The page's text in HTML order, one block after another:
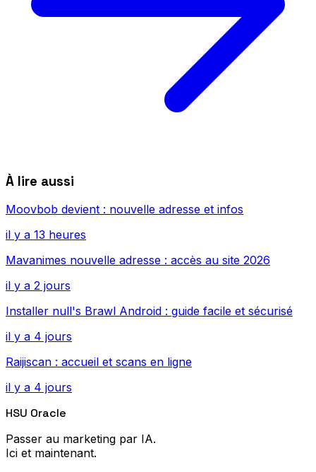
À lire aussi
Moovbob devient : nouvelle adresse et infos
il y a 13 heures
Mavanimes nouvelle adresse : accès au site 2026
il y a 2 jours
Installer null's Brawl Android : guide facile et sécurisé
il y a 4 jours
Raijiscan : accueil et scans en ligne
il y a 4 jours
HSU Oracle
Passer au marketing par IA.
Ici et maintenant.